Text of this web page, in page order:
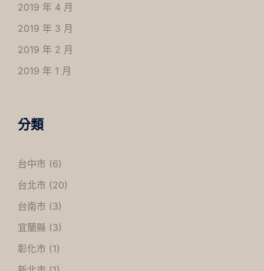
2019 年 4 月
2019 年 3 月
2019 年 2 月
2019 年 1 月
分類
台中市 (6)
台北市 (20)
台南市 (3)
宜蘭縣 (3)
彰化市 (1)